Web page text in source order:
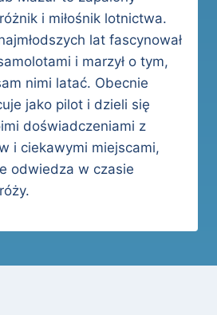
i miłośnik lotnictwa.
lat fascynował
i marzył o tym,
nimi latać. Obecnie
jako pilot i dzieli się
doświadczeniami z
i ciekawymi miejscami,
odwiedza w czasie